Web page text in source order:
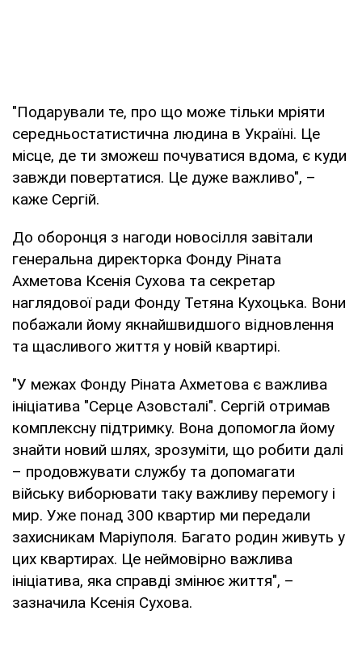
"Подарували те, про що може тільки мріяти
середньостатистична людина в Україні. Це
місце, де ти зможеш почуватися вдома, є куди
завжди повертатися. Це дуже важливо", –
каже Сергій.
До оборонця з нагоди новосілля завітали
генеральна директорка Фонду Ріната
Ахметова Ксенія Сухова та секретар
наглядової ради Фонду Тетяна Кухоцька. Вони
побажали йому якнайшвидшого відновлення
та щасливого життя у новій квартирі.
"У межах Фонду Ріната Ахметова є важлива
ініціатива "Серце Азовсталі". Сергій отримав
комплексну підтримку. Вона допомогла йому
знайти новий шлях, зрозуміти, що робити далі
– продовжувати службу та допомагати
війську виборювати таку важливу перемогу і
мир. Уже понад 300 квартир ми передали
захисникам Маріуполя. Багато родин живуть у
цих квартирах. Це неймовірно важлива
ініціатива, яка справді змінює життя", –
зазначила Ксенія Сухова.